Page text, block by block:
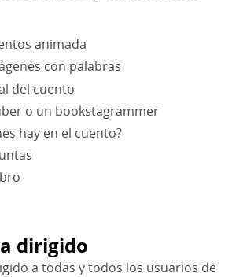
animada
con palabras
del cuento
o un bookstagrammer
hay en el cuento?
dirigido
a todas y todos los usuarios de